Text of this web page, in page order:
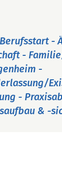
-
-
-
-
& -